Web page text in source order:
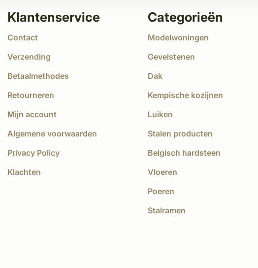
Klantenservice
Contact
Verzending
Betaalmethodes
Retourneren
Mijn account
Algemene voorwaarden
Privacy Policy
Klachten
Categorieën
Modelwoningen
Gevelstenen
Dak
Kempische kozijnen
Luiken
Stalen producten
Belgisch hardsteen
Vloeren
Poeren
Stalramen